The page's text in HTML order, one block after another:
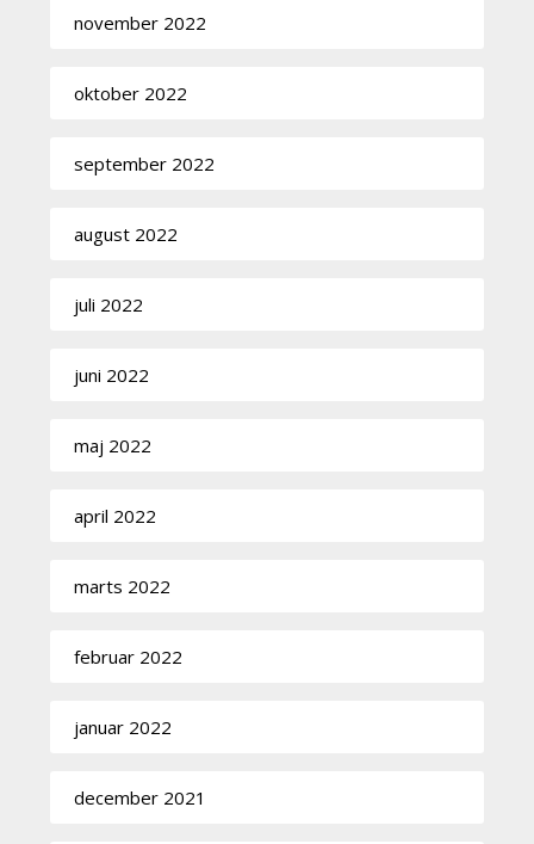
november 2022
oktober 2022
september 2022
august 2022
juli 2022
juni 2022
maj 2022
april 2022
marts 2022
februar 2022
januar 2022
december 2021